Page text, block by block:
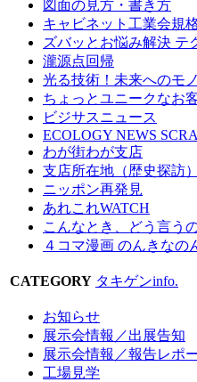
図面の見方・書き方
キャビネット工業会規
ズバッとお悩み解決 テ
瀧源点回帰
光る技術！未来へのモ
ちょっとユニークなお
ビジサスニュース
ECOLOGY NEWS
わが街わが支店
支店所在地（歴史探訪）
ニッポン再発見
あれこれWATCH
こんなとき、どう言う
４コマ漫画 のんきなの
CATEGORY タキゲンinfo.
お知らせ
展示会情報／出展告知
展示会情報／報告レポ
工場見学